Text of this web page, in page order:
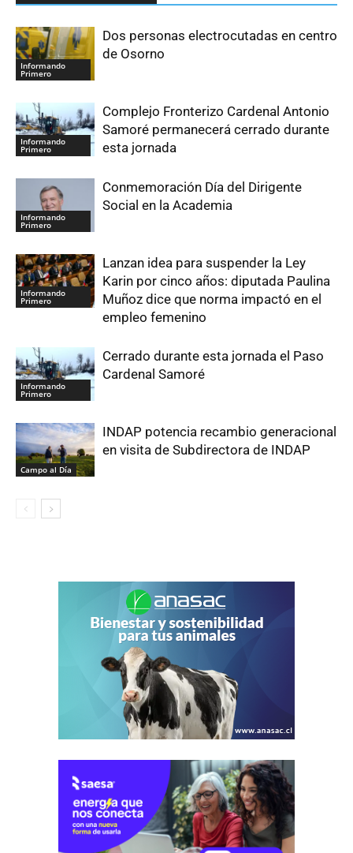
Informando
Primero
Dos personas electrocutadas en centro
de Osorno
Informando
Primero
Complejo Fronterizo Cardenal Antonio
Samoré permanecerá cerrado durante
esta jornada
Informando
Primero
Conmemoración Día del Dirigente
Social en la Academia
Informando
Primero
Lanzan idea para suspender la Ley
Karin por cinco años: diputada Paulina
Muñoz dice que norma impactó en el
empleo femenino
Informando
Primero
Cerrado durante esta jornada el Paso
Cardenal Samoré
Campo al Día
INDAP potencia recambio generacional
en visita de Subdirectora de INDAP